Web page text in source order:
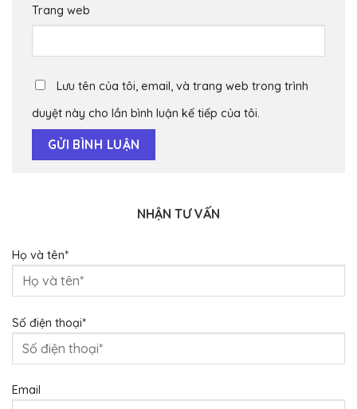
Trang web
Lưu tên của tôi, email, và trang web trong trình
duyệt này cho lần bình luận kế tiếp của tôi.
NHẬN TƯ VẤN
Họ và tên*
Số điện thoại*
Email